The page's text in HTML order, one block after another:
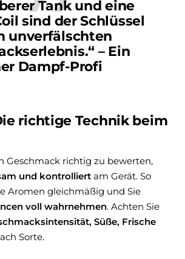
Tank und eine
sind der Schlüssel
unverfälschten
– Ein
Dampf-Profi
richtige Technik beim
Geschmack richtig zu bewerten,
und kontrolliert am Gerät. So
Aromen gleichmäßig und Sie
voll wahrnehmen. Achten Sie
Süße, Frische
Sorte.